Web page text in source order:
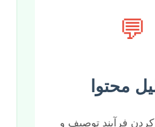
💬
محتوا
فرآیند توصیف و